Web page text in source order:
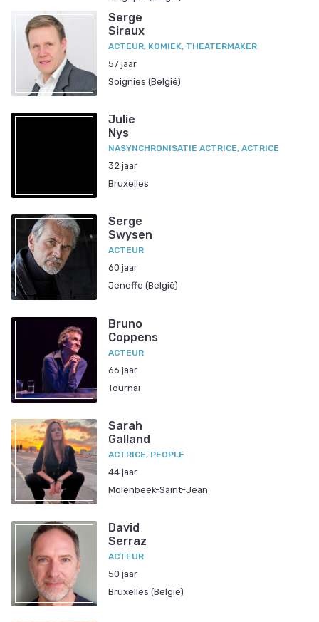
Serge
Siraux
ACTEUR, KOMIEK, THEATERMAKER
57 jaar
Soignies (België)
Julie
Nys
NASYNCHRONISATIE ACTRICE, ACTRICE
32 jaar
Bruxelles
Serge
Swysen
ACTEUR
60 jaar
Jeneffe (België)
Bruno
Coppens
ACTEUR
66 jaar
Tournai
Sarah
Galland
ACTRICE, PEOPLE
44 jaar
Molenbeek-Saint-Jean
David
Serraz
ACTEUR
50 jaar
Bruxelles (België)